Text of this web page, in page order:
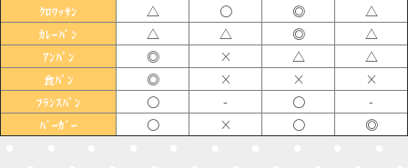
ｸﾛﾜｯｻﾝ △ 〇 ◎ △
ｶﾚｰﾊﾟﾝ △ △ ◎ △
ｱﾝﾊﾟﾝ ◎ × △ △
食ﾊﾟﾝ ◎ × × ×
ﾌﾗﾝｽﾊﾟﾝ 〇 - 〇 -
ﾊﾞｰｶﾞｰ 〇 × 〇 ◎